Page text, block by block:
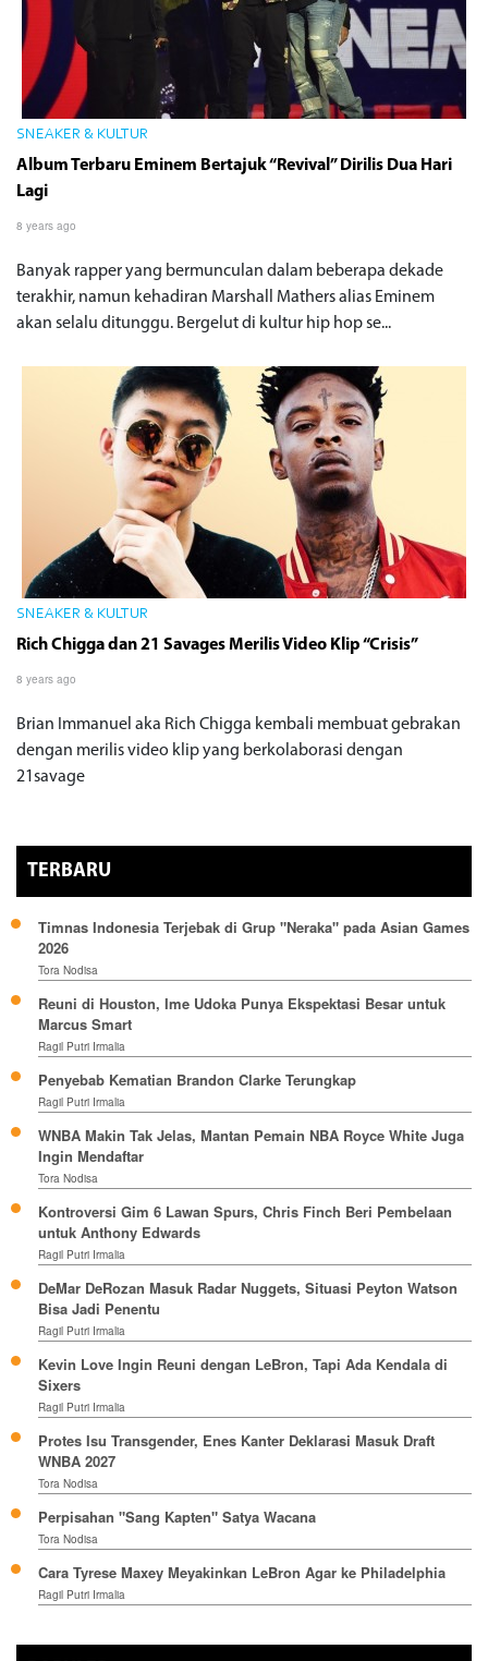
SNEAKER & KULTUR
Album Terbaru Eminem Bertajuk “Revival” Dirilis Dua Hari
Lagi
8 years ago
Banyak rapper yang bermunculan dalam beberapa dekade
terakhir, namun kehadiran Marshall Mathers alias Eminem
akan selalu ditunggu. Bergelut di kultur hip hop se...
SNEAKER & KULTUR
Rich Chigga dan 21 Savages Merilis Video Klip “Crisis”
8 years ago
Brian Immanuel aka Rich Chigga kembali membuat gebrakan
dengan merilis video klip yang berkolaborasi dengan
21savage
TERBARU
Timnas Indonesia Terjebak di Grup "Neraka" pada Asian Games
2026
Tora Nodisa
Reuni di Houston, Ime Udoka Punya Ekspektasi Besar untuk
Marcus Smart
Ragil Putri Irmalia
Penyebab Kematian Brandon Clarke Terungkap
Ragil Putri Irmalia
WNBA Makin Tak Jelas, Mantan Pemain NBA Royce White Juga
Ingin Mendaftar
Tora Nodisa
Kontroversi Gim 6 Lawan Spurs, Chris Finch Beri Pembelaan
untuk Anthony Edwards
Ragil Putri Irmalia
DeMar DeRozan Masuk Radar Nuggets, Situasi Peyton Watson
Bisa Jadi Penentu
Ragil Putri Irmalia
Kevin Love Ingin Reuni dengan LeBron, Tapi Ada Kendala di
Sixers
Ragil Putri Irmalia
Protes Isu Transgender, Enes Kanter Deklarasi Masuk Draft
WNBA 2027
Tora Nodisa
Perpisahan "Sang Kapten" Satya Wacana
Tora Nodisa
Cara Tyrese Maxey Meyakinkan LeBron Agar ke Philadelphia
Ragil Putri Irmalia